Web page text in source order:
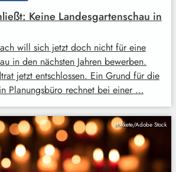
Keine Landesgartenschau in
will sich jetzt doch nicht für eine
in den nächsten Jahren bewerben.
jetzt entschlossen. Ein Grund für die
Planungsbüro rechnet bei einer …
stokkete/Adobe Stock